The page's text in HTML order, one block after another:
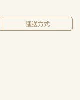
運送方式